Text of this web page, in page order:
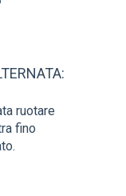
ruotare
fino